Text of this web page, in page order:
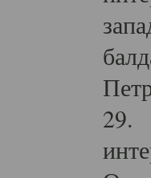
29.